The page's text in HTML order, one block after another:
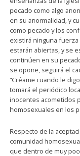
pecado como algo
en su anormalidad, y
como pecado y los
existirá ninguna
estarán abiertas, y se
continúen en su
se opone, seguirá el
“Créame cuando le
tomará el periódico
inocentes acometidos
homosexuales en los
Respecto de la
comunidad
que dentro de muy